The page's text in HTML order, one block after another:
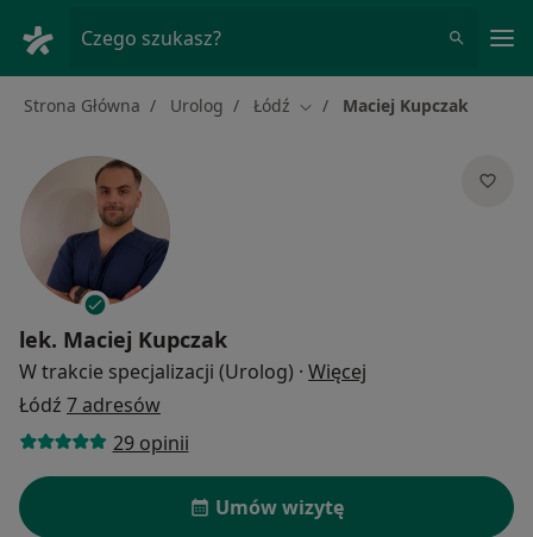
Czego szukasz?
Strona Główna Urolog Łódź Zmień miasto
Maciej Kupczak
lek. Maciej Kupczak
W trakcie specjalizacji (Urolog) · Więcej
Łódź 7 adresów
29 opinii
Umów wizytę